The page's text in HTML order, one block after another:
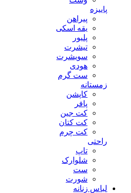
پاییزه
پیراهن
یقه اسکی
پلیور
تیشرت
سویشرت
هودی
ست گرم
زمستانه
کاپشن
پافر
کت جین
کت کتان
کت چرم
راحتی
تاپ
شلوارک
ست
شورت
لباس زنانه